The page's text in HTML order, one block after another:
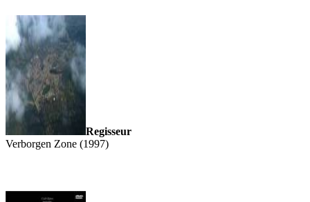
Regisseur
Verborgen Zone (1997)